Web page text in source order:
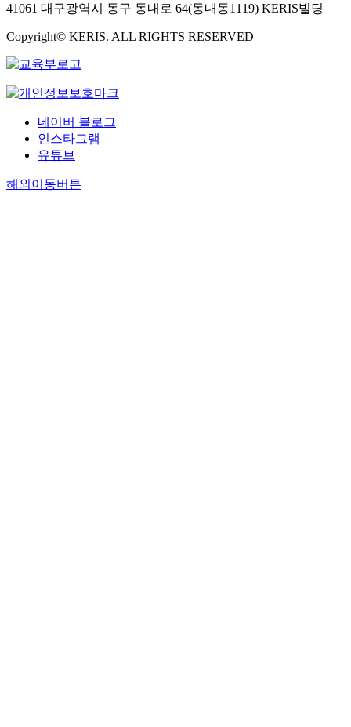
41061 대구광역시 동구 동내로 64(동내동1119) KERIS빌딩
Copyright© KERIS. ALL RIGHTS RESERVED
네이버 블로그
인스타그램
유튜브
해외이동버튼